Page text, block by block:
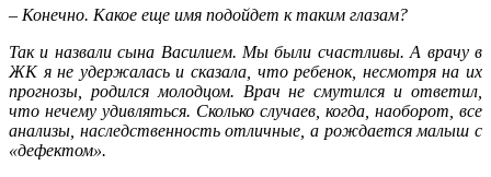
– Конечно. Какое еще имя подойдет к таким глазам?
Так и назвали сына Василием. Мы были счастливы. А врачу в
ЖК я не удержалась и сказала, что ребенок, несмотря на их
прогнозы, родился молодцом. Врач не смутился и ответил,
что нечему удивляться. Сколько случаев, когда, наоборот, все
анализы, наследственность отличные, а рождается малыш с
«дефектом».